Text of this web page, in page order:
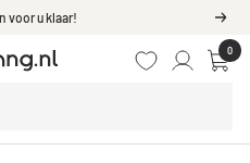
561Reviews
0
Behang.nl